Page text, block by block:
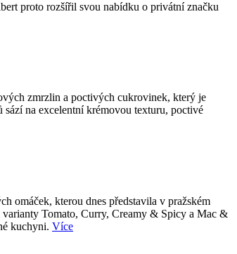
proto rozšířil svou nabídku o privátní značku
zmrzlin a poctivých cukrovinek, který je
na excelentní krémovou texturu, poctivé
omáček, kterou dnes představila v pražském
Tomato, Curry, Creamy & Spicy a Mac &
kuchyni. Více